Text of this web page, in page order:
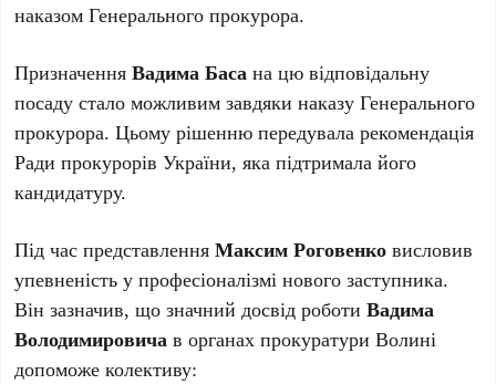
наказом Генерального прокурора.
ПризначенняВадима Баса на цю відповідальну
посаду стало можливим завдяки наказу Генерального
прокурора. Цьому рішенню передувала рекомендація
Ради прокурорів України, яка підтримала його
кандидатуру.
Під час представленняМаксим Роговенко висловив
упевненість у професіоналізмі нового заступника.
Він зазначив, що значний досвід роботиВадима
Володимировича в органах прокуратури Волині
допоможе колективу: